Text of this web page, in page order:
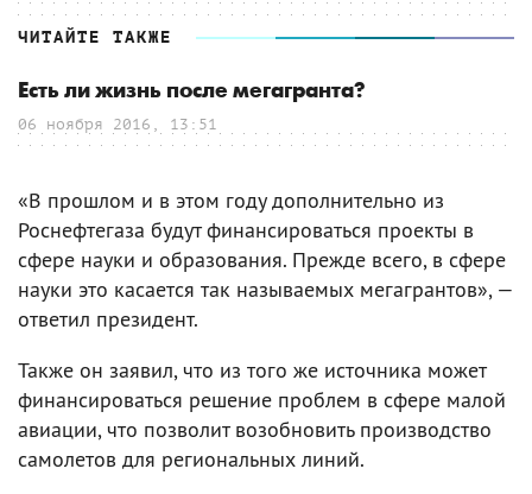
ЧИТАЙТЕ ТАКЖЕ
Есть ли жизнь после мегагранта?
06 ноября 2016, 13:51
«В прошлом и в этом году дополнительно из
Роснефтегаза будут финансироваться проекты в
сфере науки и образования. Прежде всего, в сфере
науки это касается так называемых мегагрантов», —
ответил президент.
Также он заявил, что из того же источника может
финансироваться решение проблем в сфере малой
авиации, что позволит возобновить производство
самолетов для региональных линий.